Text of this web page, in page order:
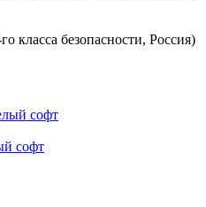
класса безопасности, Россия)
софт